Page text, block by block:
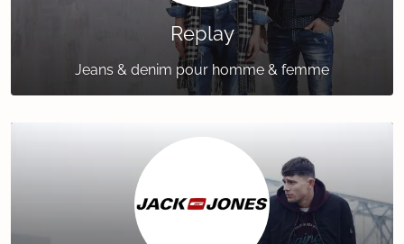
Replay
Jeans & denim pour homme & femme